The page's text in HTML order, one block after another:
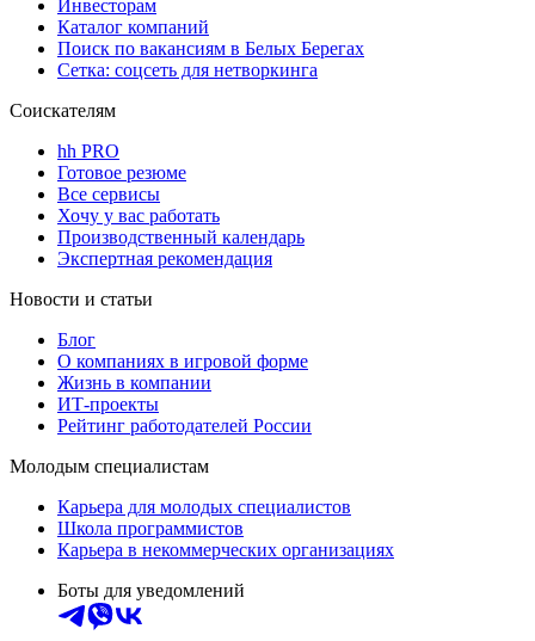
Инвесторам
Каталог компаний
Поиск по вакансиям в Белых Берегах
Сетка: соцсеть для нетворкинга
Соискателям
hh PRO
Готовое резюме
Все сервисы
Хочу у вас работать
Производственный календарь
Экспертная рекомендация
Новости и статьи
Блог
О компаниях в игровой форме
Жизнь в компании
ИТ-проекты
Рейтинг работодателей России
Молодым специалистам
Карьера для молодых специалистов
Школа программистов
Карьера в некоммерческих организациях
Боты для уведомлений